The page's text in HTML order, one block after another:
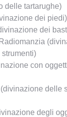
delle tartarughe)
dei piedi)
dei
con
(divinazione delle
degli